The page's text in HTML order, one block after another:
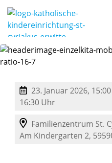
KonzeptErste Schritte in
23. Januar 2026,
16:30 Uhr
Familienzentrum St.
Am Kindergarten 2,